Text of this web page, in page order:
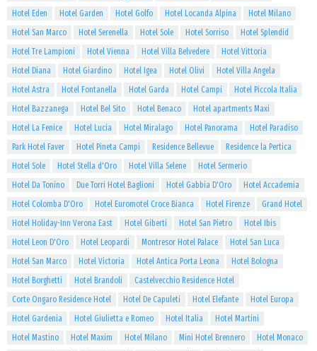
Hotel Eden
Hotel Garden Hotel Golfo Hotel Locanda Alpina
Hotel Milano
Hotel San Marco
Hotel Serenella Hotel Sole Hotel Sorriso
Hotel Splendid
Hotel Tre Lampioni
Hotel Vienna Hotel Villa Belvedere
Hotel Vittoria
Hotel Diana
Hotel Giardino Hotel Igea Hotel Olivi
Hotel Villa Angela
Hotel Astra
Hotel Fontanella Hotel Garda Hotel Campi
Hotel Piccola Italia
Hotel Bazzanega
Hotel Bel Sito Hotel Benaco
Hotel apartments Maxi
Hotel La Fenice
Hotel Lucia Hotel Miralago Hotel Panorama
Hotel Paradiso
Park Hotel Faver
Hotel Pineta Campi Residence Bellevue
Residence la Pertica
Hotel Sole
Hotel Stella d'Oro Hotel Villa Selene
Hotel Sermerio
Hotel Da Tonino
Due Torri Hotel Baglioni Hotel Gabbia D'Oro
Hotel Accademia
Hotel Colomba D'Oro
Hotel Euromotel Croce Bianca Hotel Firenze
Grand Hotel
Hotel Holiday-Inn Verona East
Hotel Giberti Hotel San Pietro
Hotel Ibis
Hotel Leon D'Oro
Hotel Leopardi Montresor Hotel Palace
Hotel San Luca
Hotel San Marco
Hotel Victoria Hotel Antica Porta Leona
Hotel Bologna
Hotel Borghetti
Hotel Brandoli
Castelvecchio Residence Hotel
Corte Ongaro Residence Hotel
Hotel De Capuleti Hotel Elefante
Hotel Europa
Hotel Gardenia
Hotel Giulietta e Romeo Hotel Italia
Hotel Martini
Hotel Mastino
Hotel Maxim Hotel Milano Mini Hotel Brennero
Hotel Monaco